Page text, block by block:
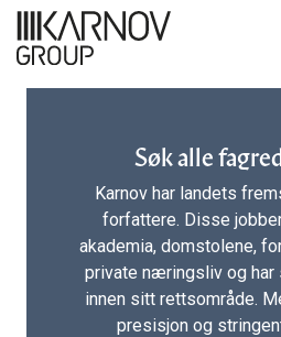
Søk alle
Karnov har landets
forfattere. Disse
akademia, domstolene,
private næringsliv og har
innen sitt rettsområde.
presisjon og